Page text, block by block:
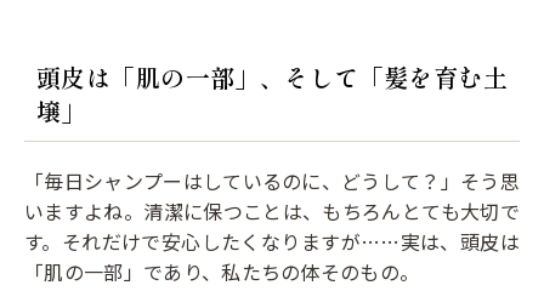
頭皮は「肌の一部」、そして「髪を育む土
壌」
「毎日シャンプーはしているのに、どうして？」そう思
いますよね。清潔に保つことは、もちろんとても大切で
す。それだけで安心したくなりますが……実は、頭皮は
「肌の一部」であり、私たちの体そのもの。